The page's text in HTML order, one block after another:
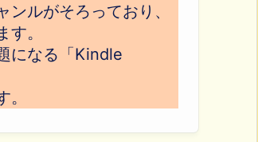
ルがそろっており、
。
になる「Kindle